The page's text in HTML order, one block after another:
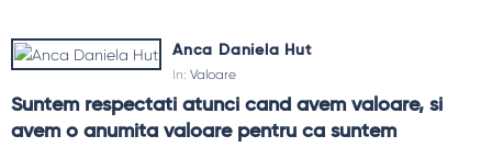
Anca Daniela Hut
In: Valoare
Suntem respectati atunci cand avem valoare, si
avem o anumita valoare pentru ca suntem